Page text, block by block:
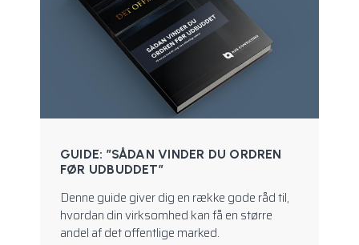
GUIDE: ”SÅDAN VINDER DU ORDREN
FØR UDBUDDET”
Denne guide giver dig en række gode råd til,
hvordan din virksomhed kan få en større
andel af det offentlige marked.